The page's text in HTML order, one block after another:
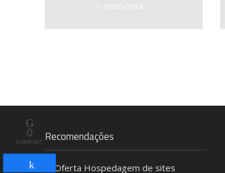
16/05/2014
Recomendações
0
COMPART.